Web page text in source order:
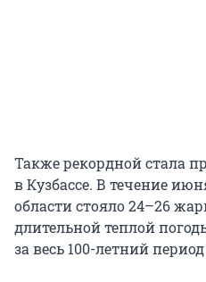
Также рекордной стала
в Кузбассе. В течение
области стояло 24–26
длительной теплой
за весь 100-летний